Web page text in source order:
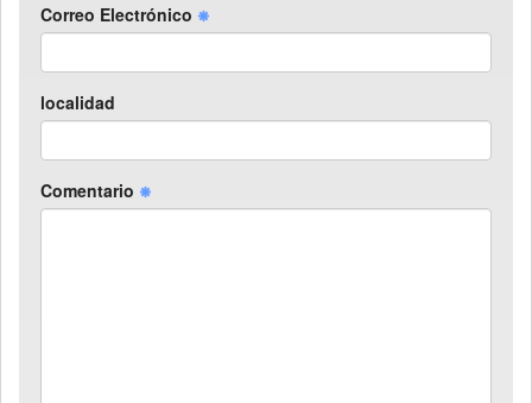
Correo Electrónico
localidad
Comentario